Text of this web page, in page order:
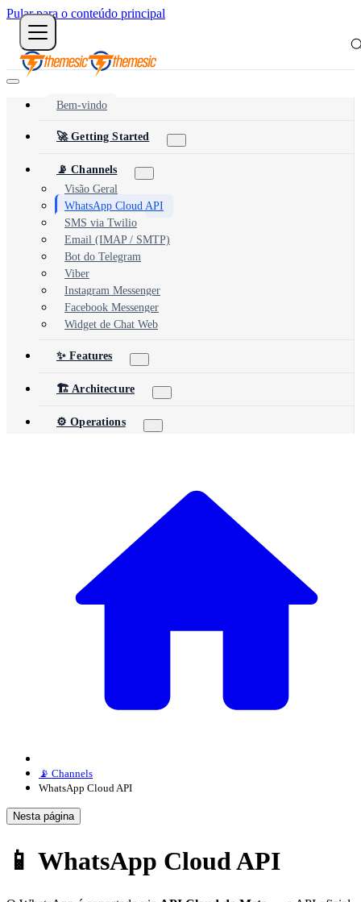
Pular para o conteúdo principal
Bem-vindo
🚀 Getting Started
📡 Channels
Visão Geral
WhatsApp Cloud API
SMS via Twilio
Email (IMAP / SMTP)
Bot do Telegram
Viber
Instagram Messenger
Facebook Messenger
Widget de Chat Web
✨ Features
🏗️ Architecture
⚙️ Operations
📡 Channels
WhatsApp Cloud API
Nesta página
📱 WhatsApp Cloud API